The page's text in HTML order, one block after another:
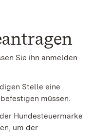
Sie ihn anmelden
Stelle eine
müssen.
Hundesteuermarke
um der